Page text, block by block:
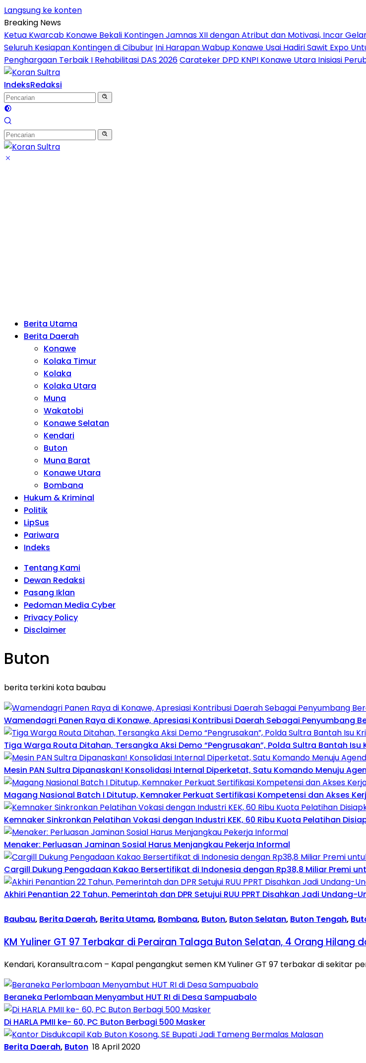
Langsung ke konten
Breaking News
Ketua Kwarcab Konawe Bekali Kontingen Jamnas XII dengan Atribut dan Motivasi, Incar
Seluruh Kesiapan Kontingen di Cibubur Ini Harapan Wabup Konawe Usai Hadiri Sawit Expo
Penghargaan Terbaik I Rehabilitasi DAS 2026Carateker DPD KNPI Konawe Utara Inisiasi
IndeksRedaksi
Berita Utama
Berita Daerah
Konawe
Kolaka Timur
Kolaka
Kolaka Utara
Muna
Wakatobi
Konawe Selatan
Kendari
Buton
Muna Barat
Konawe Utara
Bombana
Hukum & Kriminal
Politik
LipSus
Pariwara
Indeks
Tentang Kami
Dewan Redaksi
Pasang Iklan
Pedoman Media Cyber
Privacy Policy
Disclaimer
Buton
berita terkini kota baubau
Wamendagri Panen Raya di Konawe, Apresiasi Kontribusi Daerah Sebagai Penyumbang
Tiga Warga Routa Ditahan, Tersangka Aksi Demo “Pengrusakan”, Polda Sultra Bantah Isu
Mesin PAN Sultra Dipanaskan! Konsolidasi Internal Diperketat, Satu Komando Menuju
Magang Nasional Batch I Ditutup, Kemnaker Perkuat Sertifikasi Kompetensi dan Akses
Kemnaker Sinkronkan Pelatihan Vokasi dengan Industri KEK, 60 Ribu Kuota Pelatihan
Menaker: Perluasan Jaminan Sosial Harus Menjangkau Pekerja Informal
Cargill Dukung Pengadaan Kakao Bersertifikat di Indonesia dengan Rp38,8 Miliar Premi
Akhiri Penantian 22 Tahun, Pemerintah dan DPR Setujui RUU PPRT Disahkan Jadi Undang-
Baubau, Berita Daerah, Berita Utama, Bombana, Buton, Buton Selatan, Buton Tengah,
KM Yuliner GT 97 Terbakar di Perairan Talaga Buton Selatan, 4 Orang Hilang
Kendari, Koransultra.com – Kapal pengangkut semen KM Yuliner GT 97 terbakar di sekitar
Beraneka Perlombaan Menyambut HUT RI di Desa Sampuabalo
Di HARLA PMII ke- 60, PC Buton Berbagi 500 Masker
Berita Daerah, Buton 18 April 2020